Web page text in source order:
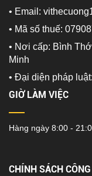
• Email:
• Mã số thuế:
• Nơi cấp: Bình
Minh
• Đại diện pháp
GIỜ LÀM VIỆC
Hàng ngày 8:00 -
CHÍNH SÁCH